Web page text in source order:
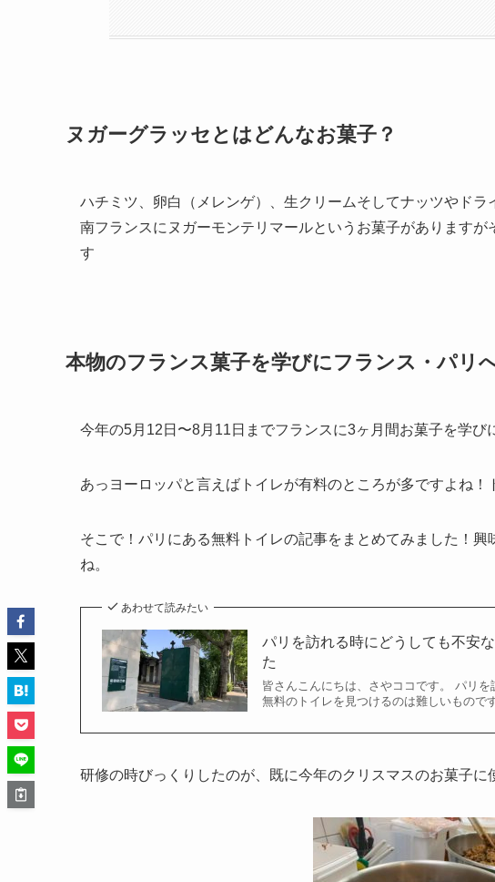
ヌガーグラッセとはどんなお菓子？
ハチミツ、卵白（メレンゲ）、生クリームそしてナッツやドラ
南フランスにヌガーモンテリマールというお菓子があります
す
本物のフランス菓子を学びにフランス・パリ
今年の5月12日〜8月11日までフランスに3ヶ月間お菓子を学び
あっヨーロッパと言えばトイレが有料のところが多ですよね！
そこで！パリにある無料トイレの記事をまとめてみました！
ね。
あわせて読みたい
パリを訪れる時にどうしても不安
た
皆さんこんにちは、さやココです。 パリ
無料のトイレを見つけるのは難しいもので
研修の時びっくりしたのが、既に今年のクリスマスのお菓子に